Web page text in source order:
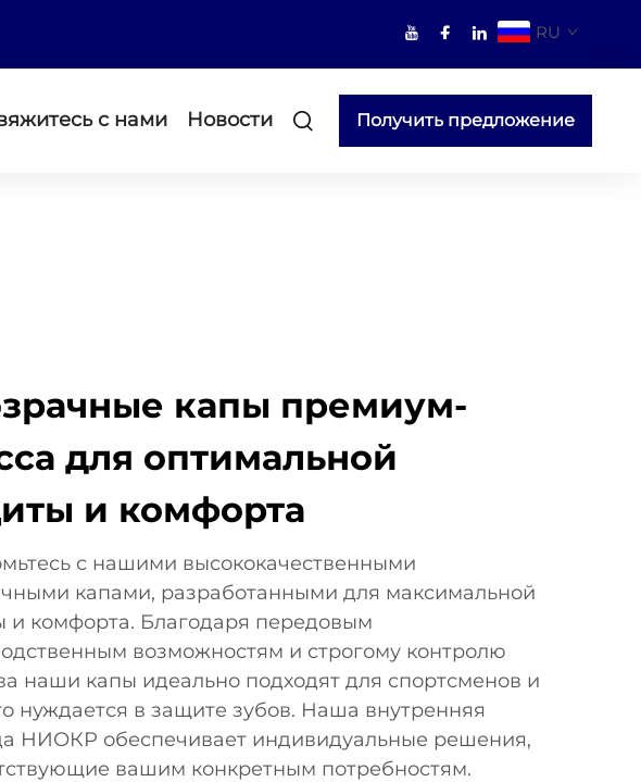
RU
с нами Новости Получить предложение
капы премиум-
для оптимальной
и комфорта
с нашими высококачественными
капами, разработанными для максимальной
и комфорта. Благодаря передовым
возможностям и строгому контролю
наши капы идеально подходят для спортсменов и
нуждается в защите зубов. Наша внутренняя
НИОКР обеспечивает индивидуальные решения,
вашим конкретным потребностям.